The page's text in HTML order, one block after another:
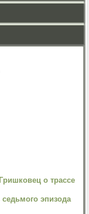
о трассе
эпизода